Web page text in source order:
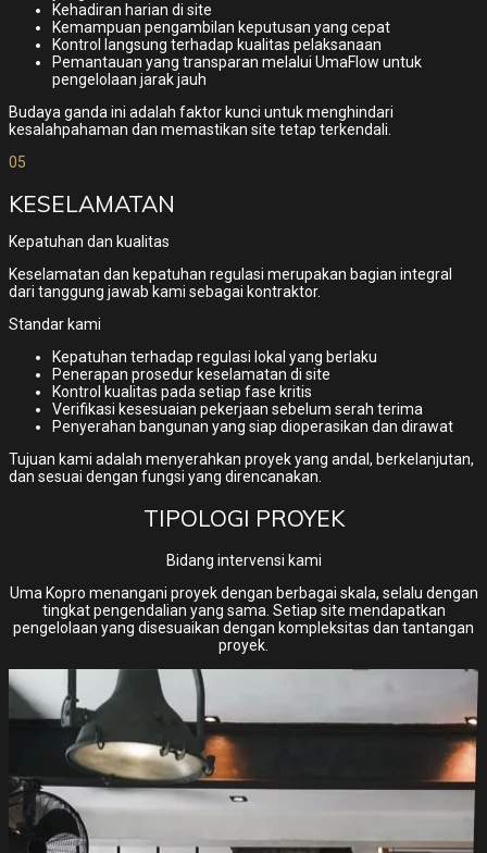
Kehadiran harian di site
Kemampuan pengambilan keputusan yang cepat
Kontrol langsung terhadap kualitas pelaksanaan
Pemantauan yang transparan melalui UmaFlow untuk
pengelolaan jarak jauh
Budaya ganda ini adalah faktor kunci untuk menghindari
kesalahpahaman dan memastikan site tetap terkendali.
05
KESELAMATAN
Kepatuhan dan kualitas
Keselamatan dan kepatuhan regulasi merupakan bagian integral
dari tanggung jawab kami sebagai kontraktor.
Standar kami
Kepatuhan terhadap regulasi lokal yang berlaku
Penerapan prosedur keselamatan di site
Kontrol kualitas pada setiap fase kritis
Verifikasi kesesuaian pekerjaan sebelum serah terima
Penyerahan bangunan yang siap dioperasikan dan dirawat
Tujuan kami adalah menyerahkan proyek yang andal, berkelanjutan,
dan sesuai dengan fungsi yang direncanakan.
TIPOLOGI PROYEK
Bidang intervensi kami
Uma Kopro menangani proyek dengan berbagai skala, selalu dengan
tingkat pengendalian yang sama. Setiap site mendapatkan
pengelolaan yang disesuaikan dengan kompleksitas dan tantangan
proyek.